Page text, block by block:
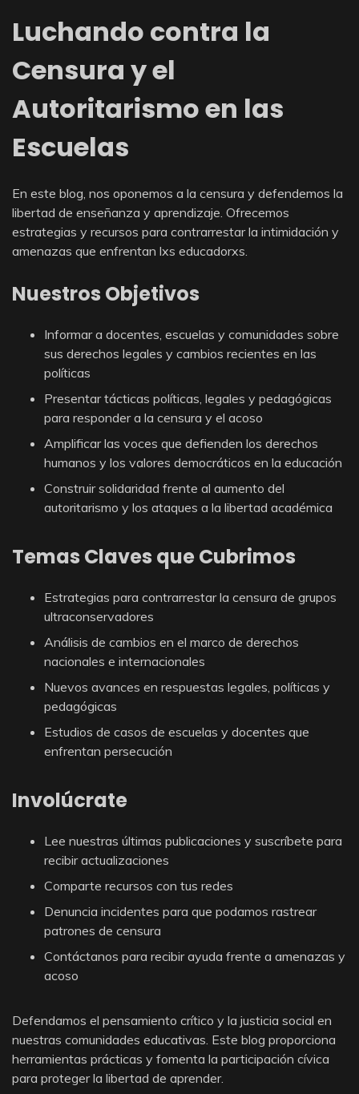
Luchando contra la
Censura y el
Autoritarismo en las
Escuelas
En este blog, nos oponemos a la censura y defendemos la
libertad de enseñanza y aprendizaje. Ofrecemos
estrategias y recursos para contrarrestar la intimidación y
amenazas que enfrentan lxs educadorxs.
Nuestros Objetivos
Informar a docentes, escuelas y comunidades sobre
sus derechos legales y cambios recientes en las
políticas
Presentar tácticas políticas, legales y pedagógicas
para responder a la censura y el acoso
Amplificar las voces que defienden los derechos
humanos y los valores democráticos en la educación
Construir solidaridad frente al aumento del
autoritarismo y los ataques a la libertad académica
Temas Claves que Cubrimos
Estrategias para contrarrestar la censura de grupos
ultraconservadores
Análisis de cambios en el marco de derechos
nacionales e internacionales
Nuevos avances en respuestas legales, políticas y
pedagógicas
Estudios de casos de escuelas y docentes que
enfrentan persecución
Involúcrate
Lee nuestras últimas publicaciones y suscríbete para
recibir actualizaciones
Comparte recursos con tus redes
Denuncia incidentes para que podamos rastrear
patrones de censura
Contáctanos para recibir ayuda frente a amenazas y
acoso
Defendamos el pensamiento crítico y la justicia social en
nuestras comunidades educativas. Este blog proporciona
herramientas prácticas y fomenta la participación cívica
para proteger la libertad de aprender.